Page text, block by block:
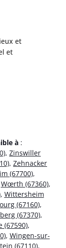
et
et
à :
, Zinswiller
, Zehnacker
(67700),
Wœrth (67360),
, Wittersheim
(67160),
(67370),
(67590),
, Wingen-sur-
(67110),